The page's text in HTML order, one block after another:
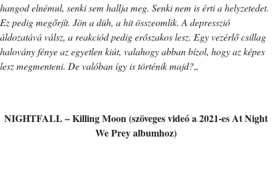
hangod elnémul, senki sem hallja meg. Senki nem is érti a helyzetedet.
Ez pedig megőrjít. Jön a düh, a hit összeomlik. A depresszió
áldozatává válsz, a reakciód pedig erőszakos lesz. Egy vezérlő csillag
halovány fénye az egyetlen kiút, valahogy abban bízol, hogy az képes
lesz megmenteni. De valóban így is történik majd?„
NIGHTFALL – Killing Moon (szöveges videó a 2021-es At Night
We Prey albumhoz)